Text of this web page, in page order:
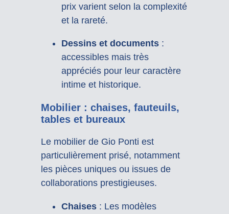
prix varient selon la complexité
et la rareté.
Dessins et documents:
accessibles mais très
appréciés pour leur caractère
intime et historique.
Mobilier : chaises, fauteuils,
tables et bureaux
Le mobilier de Gio Ponti est
particulièrement prisé, notamment
les pièces uniques ou issues de
collaborations prestigieuses.
Chaises: Les modèles